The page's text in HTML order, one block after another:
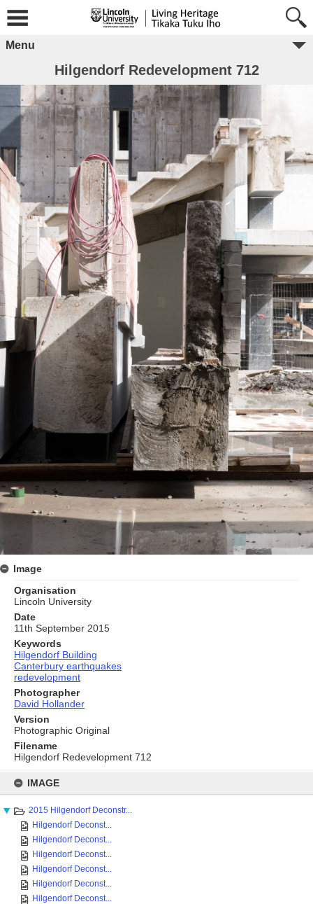
content
IMAGE
2015 Hilgendorf Deconstr...
Hilgendorf Deconst...
Hilgendorf Deconst...
Hilgendorf Deconst...
Hilgendorf Deconst...
Hilgendorf Deconst...
Hilgendorf Deconst...
Menu
Hilgendorf Redevelopment 712
Image
Organisation
Lincoln University
Date
11th September 2015
Keywords
Hilgendorf Building
Canterbury earthquakes
redevelopment
Photographer
David Hollander
Version
Photographic Original
Filename
Hilgendorf Redevelopment 712